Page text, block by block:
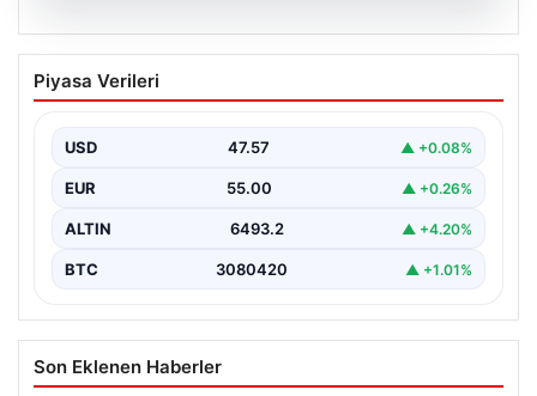
05.08.2026
Çerçeve yasa nedir, neleri kapsıyor?
‘Terörsüz Türkiye’ vizyonu ve yasal
Hukuk ve yasama alanında sıkça karşılaşılan önemli
Piyasa Verileri
USD 47.57 ▲ +0.08%
EUR 55.00 ▲ +0.26%
ALTIN 6493.2 ▲ +4.20%
BTC 3080420 ▲ +1.01%
Son Eklenen Haberler